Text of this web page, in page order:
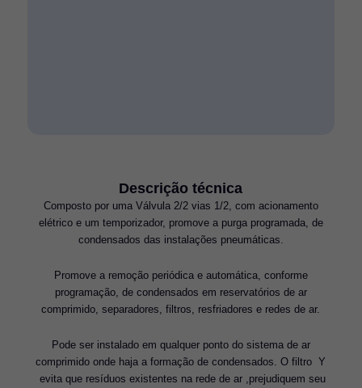
Descrição técnica
Composto por uma Válvula 2/2 vias 1/2, com acionamento
elétrico e um temporizador, promove a purga programada, de
condensados das instalações pneumáticas.
Promove a remoção periódica e automática, conforme
programação, de condensados em reservatórios de ar
comprimido, separadores, filtros, resfriadores e redes de ar.
Pode ser instalado em qualquer ponto do sistema de ar
comprimido onde haja a formação de condensados. O filtro  Y
 evita que resíduos existentes na rede de ar ,prejudiquem seu